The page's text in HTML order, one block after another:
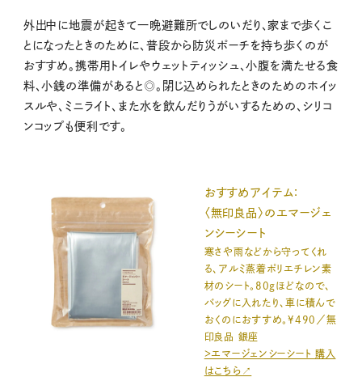
外出中に地震が起きて一晩避難所でしのいだり、家まで歩くこ
とになったときのために、普段から防災ポーチを持ち歩くのが
おすすめ。携帯用トイレやウェットティッシュ、小腹を満たせる食
料、小銭の準備があると◎。閉じ込められたときのためのホイッ
スルや、ミニライト、また水を飲んだりうがいするための、シリコ
ンコップも便利です。
おすすめアイテム：
〈無印良品〉のエマージェ
ンシーシート
寒さや雨などから守ってくれ
る、アルミ蒸着ポリエチレン素
材のシート。80gほどなので、
バッグに入れたり、車に積んで
おくのにおすすめ。¥490／無
印良品 銀座
＞エマージェンシーシート 購入
はこちら↗